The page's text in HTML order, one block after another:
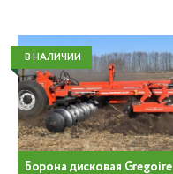
Борона дисковая Gregoire
В НАЛИЧИИ